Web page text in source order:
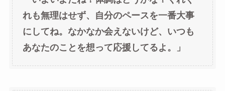
れも無理はせず、自分のペースを一番大事
にしてね。なかなか会えないけど、いつも
あなたのことを想って応援してるよ。」